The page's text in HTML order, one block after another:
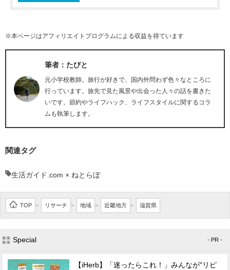
※本ページはアフィリエイトプログラムによる収益を得ています
筆者：たびと
元小学校教師。旅行が好きで、国内外問わず色々なところに
行っています。旅先で見た風景や出会った人々の話を書きた
いです。節約やライフハック、ライフスタイルに関するコラ
ムも執筆します。
関連タグ
生活ガイド.com × ねとらぼ
TOP > リサーチ > 地域 > 近畿地方 > 滋賀県
Special - PR -
【iHerb】「迷ったらこれ！」みんなが"リピ